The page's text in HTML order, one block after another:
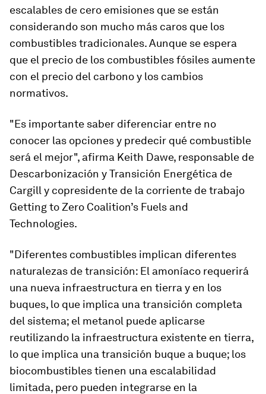
escalables de cero emisiones que se están
considerando son mucho más caros que los
combustibles tradicionales. Aunque se espera
que el precio de los combustibles fósiles aumente
con el precio del carbono y los cambios
normativos.
"Es importante saber diferenciar entre no
conocer las opciones y predecir qué combustible
será el mejor", afirma Keith Dawe, responsable de
Descarbonización y Transición Energética de
Cargill y copresidente de la corriente de trabajo
Getting to Zero Coalition’s Fuels and
Technologies.
"Diferentes combustibles implican diferentes
naturalezas de transición: El amoníaco requerirá
una nueva infraestructura en tierra y en los
buques, lo que implica una transición completa
del sistema; el metanol puede aplicarse
reutilizando la infraestructura existente en tierra,
lo que implica una transición buque a buque; los
biocombustibles tienen una escalabilidad
limitada, pero pueden integrarse en la